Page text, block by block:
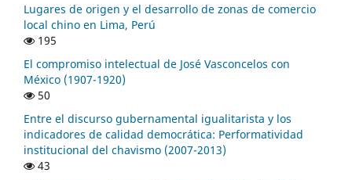
Lugares de origen y el desarrollo de zonas de comercio
local chino en Lima, Perú
195
El compromiso intelectual de José Vasconcelos con
México (1907-1920)
50
Entre el discurso gubernamental igualitarista y los
indicadores de calidad democrática: Performatividad
institucional del chavismo (2007-2013)
43